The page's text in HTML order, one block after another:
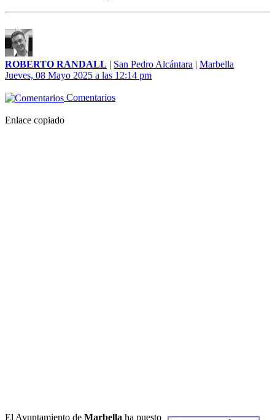
ROBERTO RANDALL | San Pedro Alcántara | Marbella
Jueves, 08 Mayo 2025 a las 12:14 pm
Comentarios
Enlace copiado
El Ayuntamiento de Marbella ha puesto